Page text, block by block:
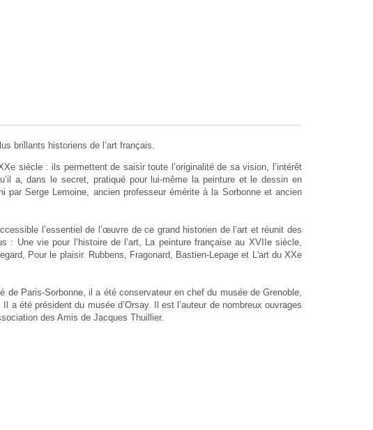
brillants historiens de l’art français.
siècle : ils permettent de saisir toute l’originalité de sa vision, l’intérêt
a, dans le secret, pratiqué pour lui-même la peinture et le dessin en
par Serge Lemoine, ancien professeur émérite à la Sorbonne et ancien
l’essentiel de l’œuvre de ce grand historien de l’art et réunit des
: Une vie pour l’histoire de l’art, La peinture française au XVIIe siècle,
Pour le plaisir. Rubbens, Fragonard, Bastien-Lepage et L'art du XXe
de Paris-Sorbonne, il a été conservateur en chef du musée de Grenoble,
a été président du musée d’Orsay. Il est l’auteur de nombreux ouvrages
des Amis de Jacques Thuillier.